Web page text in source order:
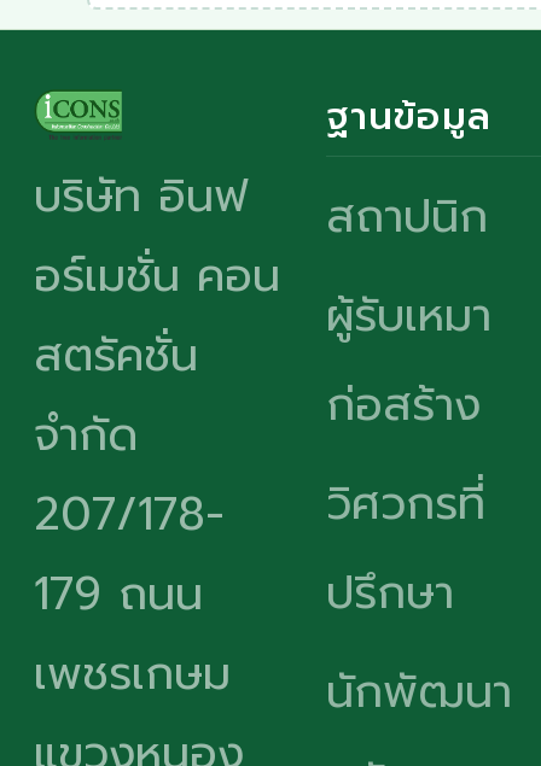
บริษัท อินฟ
อร์เมชั่น คอน
สตรัคชั่น
จำกัด
207/178-
179 ถนน
เพชรเกษม
ฐานข้อมูล
สถาปนิก
ผู้รับเหมา
ก่อสร้าง
วิศวกรที่
ปรึกษา
นักพัฒนา